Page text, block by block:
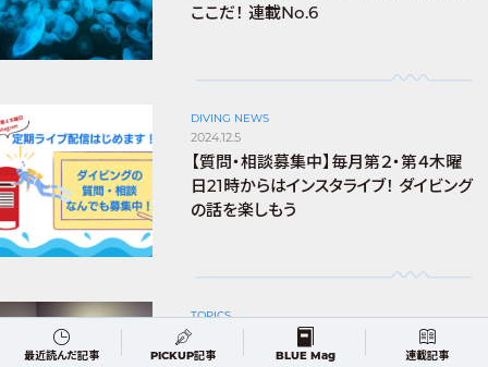
ここだ！ 連載No.6
DIVING NEWS
2024.12.5
【質問・相談募集中】毎月第２・第４木曜
日21時からはインスタライブ！ ダイビング
の話を楽しもう
TOPICS
2020.10.27
[編集部あつもり日記] お部屋を水族館
最近読んだ記事 PICKUP記事 BLUE Mag 連載記事